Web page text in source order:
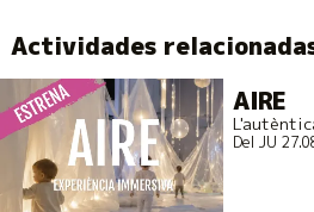
Actividades
AIRE
Del JU